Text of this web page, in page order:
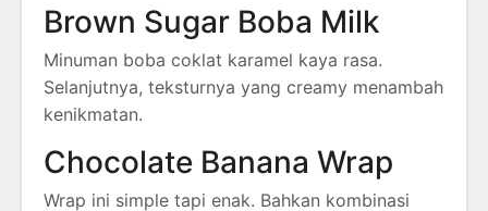
Brown Sugar Boba Milk
Minuman boba coklat karamel kaya rasa.
Selanjutnya, teksturnya yang creamy menambah
kenikmatan.
Chocolate Banana Wrap
Wrap ini simple tapi enak. Bahkan kombinasi